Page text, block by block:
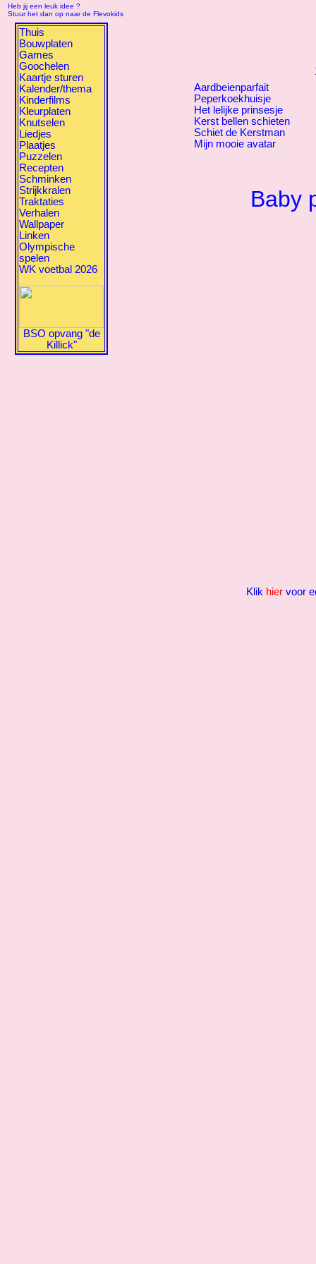
Heb jij een leuk idee ?
Stuur het dan op naar de Flevokids
Thuis
Bouwplaten
Games
Goochelen
Kaartje sturen
Kalender/thema
Kinderfilms
Kleurplaten
Knutselen
Liedjes
Plaatjes
Puzzelen
Recepten
Schminken
Strijkkralen
Traktaties
Verhalen
Wallpaper
Linken
Olympische
spelen
WK voetbal 2026
BSO opvang "de
Killick"
Aardbeienparfait
Peperkoekhuisje
Het lelijke prinsesje
Kerst bellen schieten
Schiet de Kerstman
Mijn mooie avatar
Baby
Klik hier voor